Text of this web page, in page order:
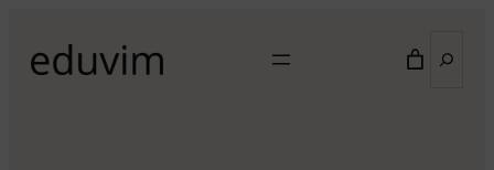
contenido